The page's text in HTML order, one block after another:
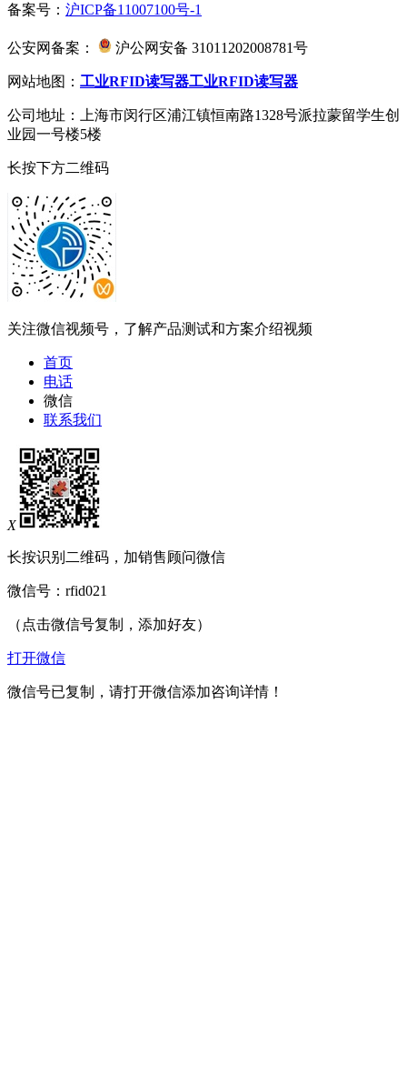
备案号： 沪ICP备11007100号-1
公安网备案： 沪公网安备 31011202008781号
网站地图： 工业RFID读写器工业RFID读写器
公司地址：上海市闵行区浦江镇恒南路1328号派拉蒙留学生创
业园一号楼5楼
长按下方二维码
关注微信视频号，了解产品测试和方案介绍视频
首页
电话
微信
联系我们
X
长按识别二维码，加销售顾问微信
微信号： rfid021
（点击微信号复制，添加好友）
打开微信
微信号已复制，请打开微信添加咨询详情！